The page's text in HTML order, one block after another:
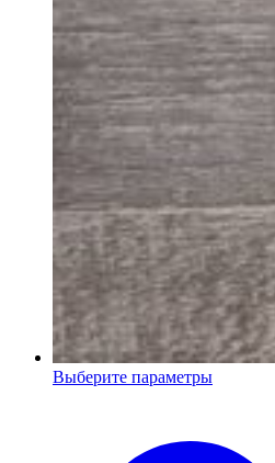
Выберите параметры